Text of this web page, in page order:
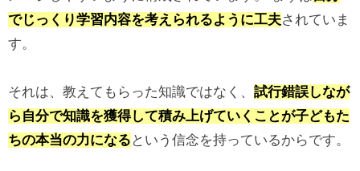
でじっくり学習内容を考えられるように工夫されていま
す。
それは、教えてもらった知識ではなく、 試行錯誤しなが
ら自分で知識を獲得して積み上げていくことが子どもた
ちの本当の力になる という信念を持っているからです。